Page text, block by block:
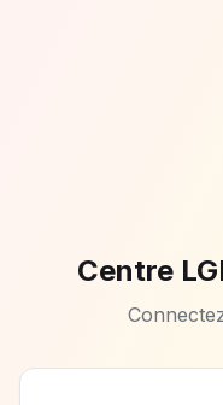
Centre